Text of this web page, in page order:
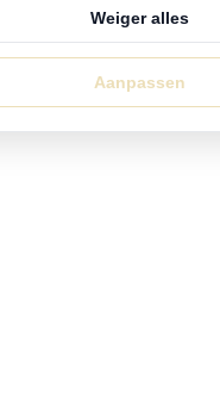
Weiger alles
Aanpassen